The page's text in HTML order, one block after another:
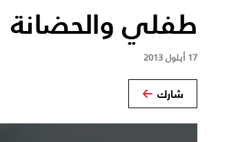
طفلي والحضانة
17 أيلول 2013
شارك